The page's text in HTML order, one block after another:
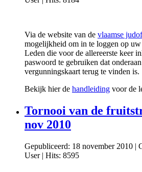
Via de website van de vlaamse
mogelijkheid om in te loggen op
Leden die voor de allereerste keer
paswoord te gebruiken dat
vergunningskaart terug te vinden is.
Bekijk hier de handleiding voor de
Tornooi van de
nov 2010
Gepubliceerd: 18 november 2010 |
User| Hits: 8595